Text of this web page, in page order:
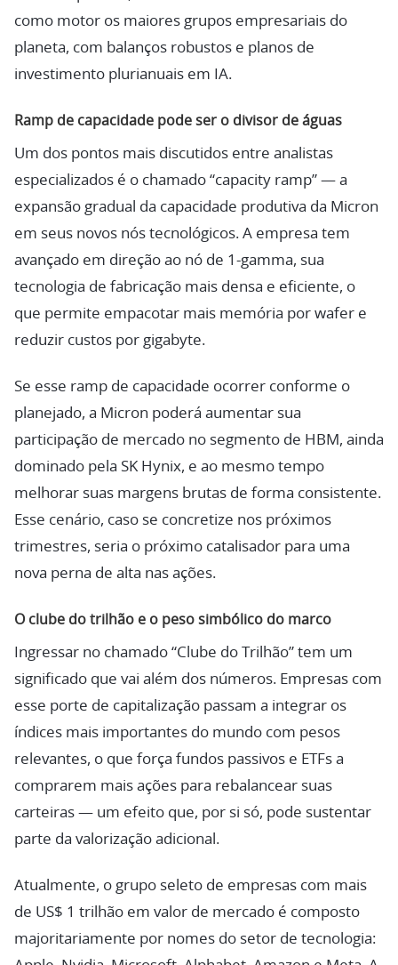
como motor os maiores grupos empresariais do
planeta, com balanços robustos e planos de
investimento plurianuais em IA.
Ramp de capacidade pode ser o divisor de águas
Um dos pontos mais discutidos entre analistas
especializados é o chamado “capacity ramp” — a
expansão gradual da capacidade produtiva da Micron
em seus novos nós tecnológicos. A empresa tem
avançado em direção ao nó de 1-gamma, sua
tecnologia de fabricação mais densa e eficiente, o
que permite empacotar mais memória por wafer e
reduzir custos por gigabyte.
Se esse ramp de capacidade ocorrer conforme o
planejado, a Micron poderá aumentar sua
participação de mercado no segmento de HBM, ainda
dominado pela SK Hynix, e ao mesmo tempo
melhorar suas margens brutas de forma consistente.
Esse cenário, caso se concretize nos próximos
trimestres, seria o próximo catalisador para uma
nova perna de alta nas ações.
O clube do trilhão e o peso simbólico do marco
Ingressar no chamado “Clube do Trilhão” tem um
significado que vai além dos números. Empresas com
esse porte de capitalização passam a integrar os
índices mais importantes do mundo com pesos
relevantes, o que força fundos passivos e ETFs a
comprarem mais ações para rebalancear suas
carteiras — um efeito que, por si só, pode sustentar
parte da valorização adicional.
Atualmente, o grupo seleto de empresas com mais
de US$ 1 trilhão em valor de mercado é composto
majoritariamente por nomes do setor de tecnologia: